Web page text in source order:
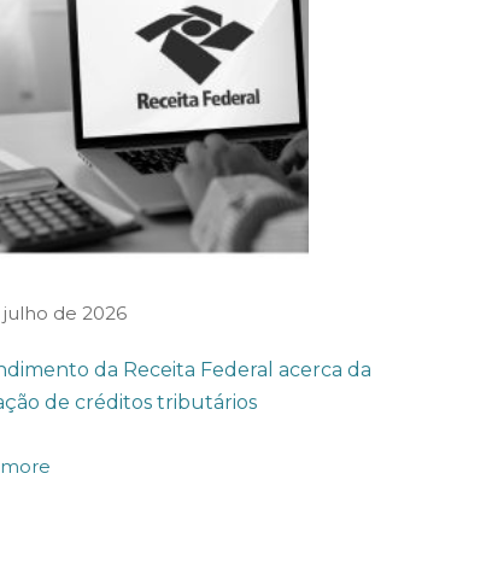
de 2026
da Receita Federal acerca da
de créditos tributários